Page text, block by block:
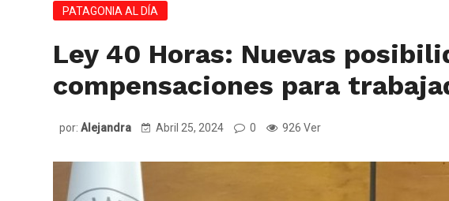
PATAGONIA AL DÍA
Ley 40 Horas: Nuevas
compensaciones para
por: Alejandra Abril 25, 2024 0 926 Ver